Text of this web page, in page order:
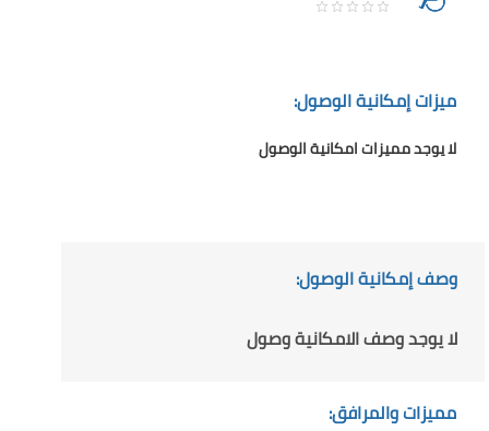
ميزات إمكانية الوصول:
لا يوجد مميزات امكانية الوصول
وصف إمكانية الوصول:
لا يوجد وصف الامكانية وصول
مميزات والمرافق: